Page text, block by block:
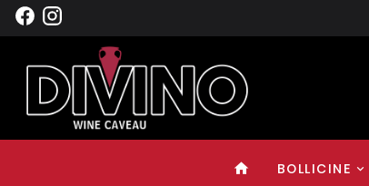
home BOLLICINE